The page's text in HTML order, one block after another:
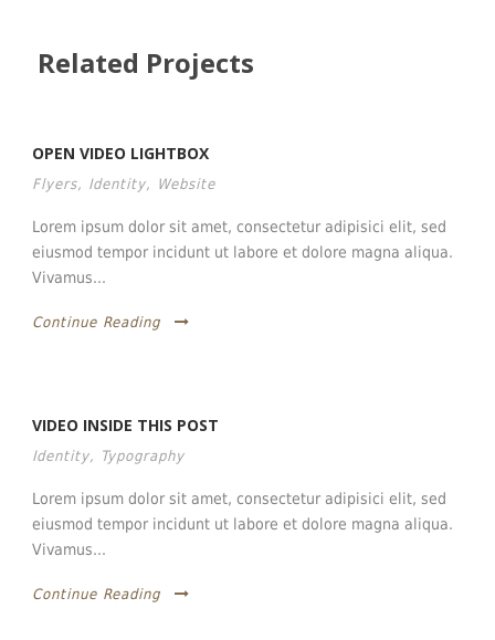
Related Projects
OPEN VIDEO LIGHTBOX
Flyers, Identity, Website
Lorem ipsum dolor sit amet, consectetur adipisici elit, sed
eiusmod tempor incidunt ut labore et dolore magna aliqua.
Vivamus...
Continue Reading
VIDEO INSIDE THIS POST
Identity, Typography
Lorem ipsum dolor sit amet, consectetur adipisici elit, sed
eiusmod tempor incidunt ut labore et dolore magna aliqua.
Vivamus...
Continue Reading